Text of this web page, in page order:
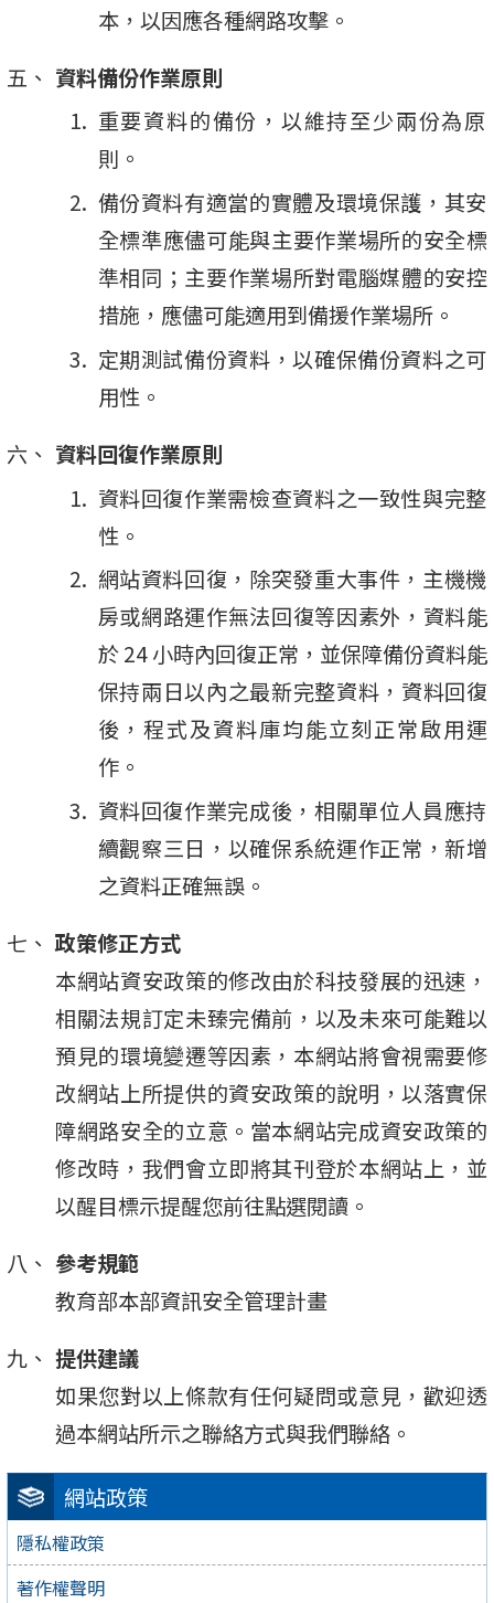
網站政策
隱私權政策
著作權聲明
本，以因應各種網路攻擊。
資料備份作業原則
重要資料的備份，以維持至少兩份為原
則。
備份資料有適當的實體及環境保護，其安
全標準應儘可能與主要作業場所的安全標
準相同；主要作業場所對電腦媒體的安控
措施，應儘可能適用到備援作業場所。
定期測試備份資料，以確保備份資料之可
用性。
資料回復作業原則
資料回復作業需檢查資料之一致性與完整
性。
網站資料回復，除突發重大事件，主機機
房或網路運作無法回復等因素外，資料能
於 24 小時內回復正常，並保障備份資料能
保持兩日以內之最新完整資料，資料回復
後，程式及資料庫均能立刻正常啟用運
作。
資料回復作業完成後，相關單位人員應持
續觀察三日，以確保系統運作正常，新增
之資料正確無誤。
政策修正方式
本網站資安政策的修改由於科技發展的迅速，
相關法規訂定未臻完備前，以及未來可能難以
預見的環境變遷等因素，本網站將會視需要修
改網站上所提供的資安政策的說明，以落實保
障網路安全的立意。當本網站完成資安政策的
修改時，我們會立即將其刊登於本網站上，並
以醒目標示提醒您前往點選閱讀。
參考規範
教育部本部資訊安全管理計畫
提供建議
如果您對以上條款有任何疑問或意見，歡迎透
過本網站所示之聯絡方式與我們聯絡。